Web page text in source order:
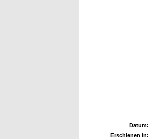
Datum:
Erschienen in: